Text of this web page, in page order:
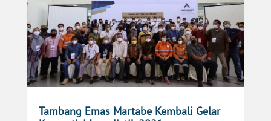
Tambang Emas Martabe Kembali Gelar